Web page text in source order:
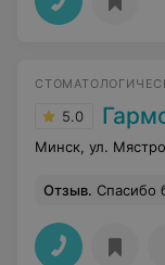
5.0
Минск, ул.
Отзыв. Спасибо